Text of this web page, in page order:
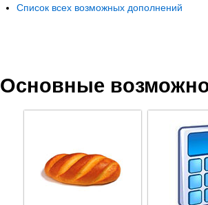
Список всех возможных дополнений
Основные